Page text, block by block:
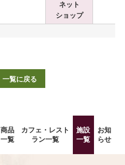
ネット
ショップ
一覧に戻る
商品
一覧
カフェ・レスト
ラン一覧
施設
一覧
お知
らせ